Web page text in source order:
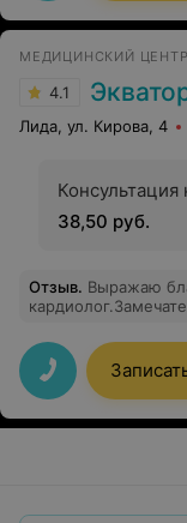
МЕДИЦИНСКИЙ ЦЕНТР
4.1
Лида, ул. Кирова, 4
Консультация
38,50 руб.
Отзыв. Выражаю
уважением.